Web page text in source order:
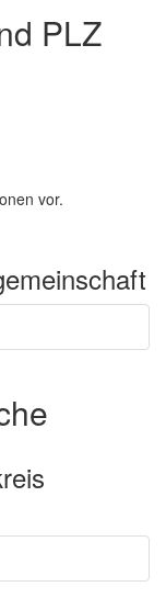
PLZ
vor.